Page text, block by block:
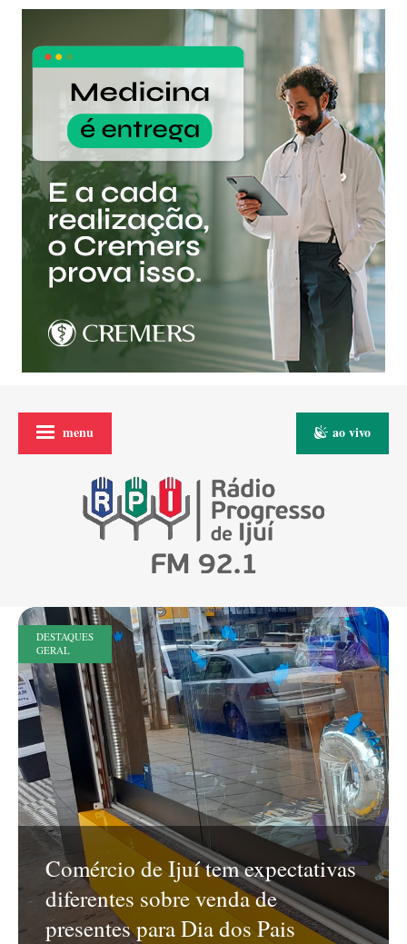
menu ao vivo
DESTAQUES
GERAL
Comércio de Ijuí tem expectativas
diferentes sobre venda de
presentes para Dia dos Pais